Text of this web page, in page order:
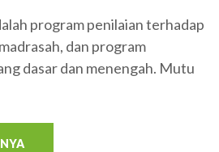
program penilaian terhadap
dan program
dasar dan menengah. Mutu